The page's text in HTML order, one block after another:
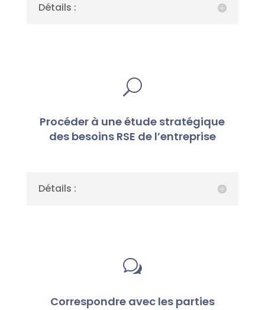
Détails :
U
Procéder à une étude stratégique
des besoins RSE de l’entreprise
Détails :
w
Correspondre avec les parties